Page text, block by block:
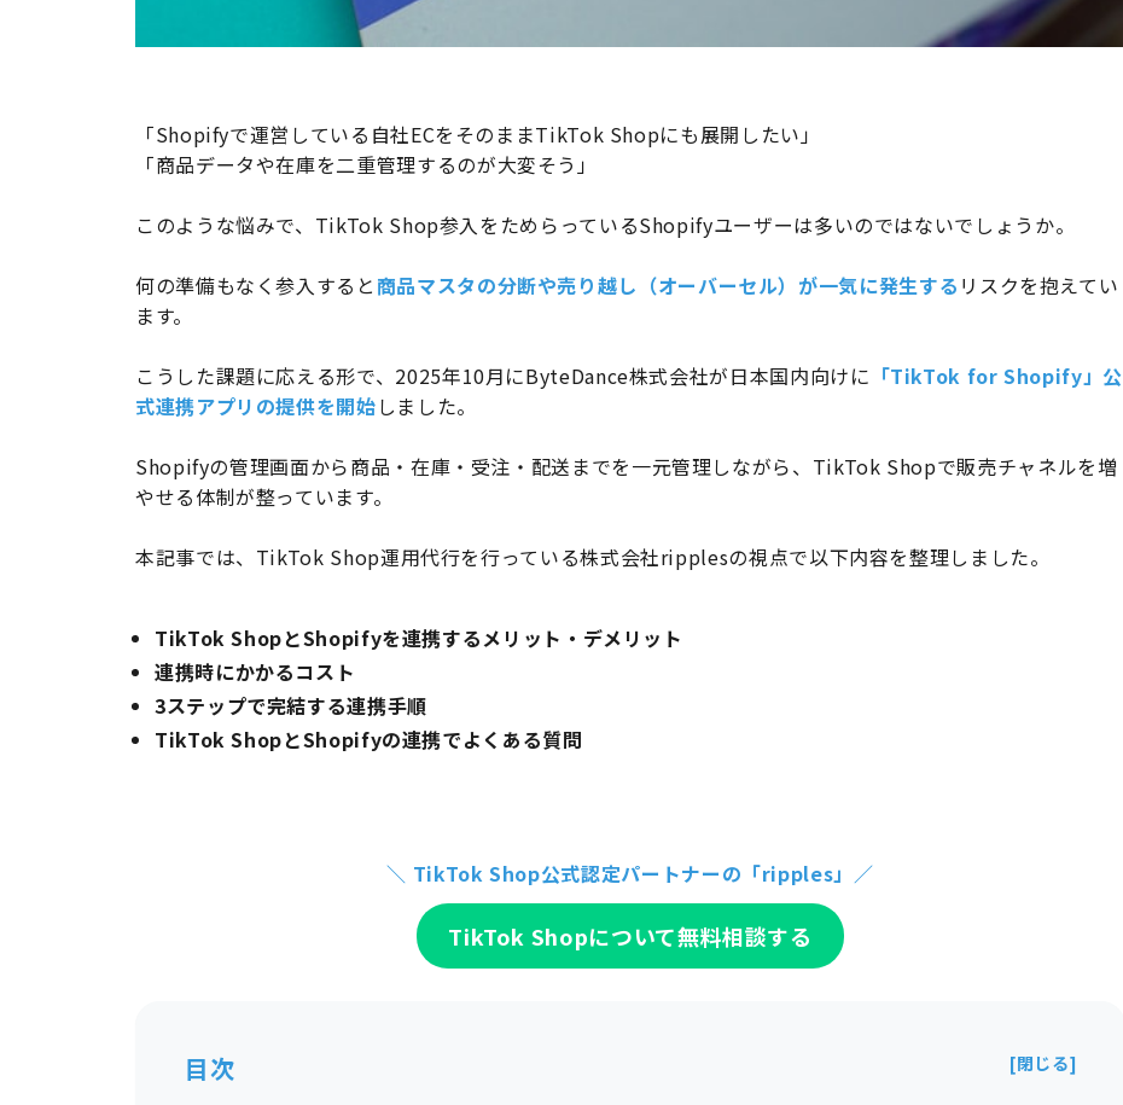
「Shopifyで運営している自社ECをそのままTikTok Shopにも展開したい」
「商品データや在庫を二重管理するのが大変そう」
このような悩みで、TikTok Shop参入をためらっているShopifyユーザーは多いのではないでしょうか。
何の準備もなく参入すると 商品マスタの分断や売り越し（オーバーセル）が一気に発生する リスクを抱えてい
ます。
こうした課題に応える形で、2025年10月にByteDance株式会社が日本国内向けに 「TikTok for Shopify」公
式連携アプリの提供を開始しました。
Shopifyの管理画面から商品・在庫・受注・配送までを一元管理しながら、TikTok Shopで販売チャネルを増
やせる体制が整っています。
本記事では、TikTok Shop運用代行を行っている株式会社ripplesの視点で以下内容を整理しました。
TikTok ShopとShopifyを連携するメリット・デメリット
連携時にかかるコスト
3ステップで完結する連携手順
TikTok ShopとShopifyの連携でよくある質問
＼ TikTok Shop公式認定パートナーの「ripples」／
TikTok Shopについて無料相談する
目次